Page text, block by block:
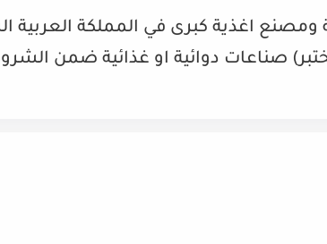
اغذية كبرى في المملكة
صناعات دوائية او غذائية ضمن